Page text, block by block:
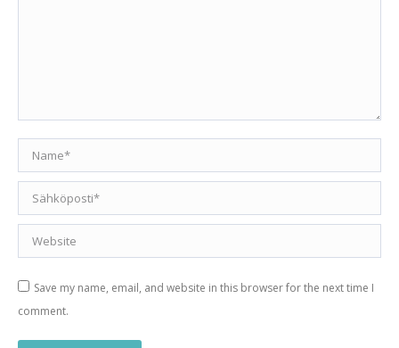
Name *
Email *
Website
Save my name, email, and website in this browser for the next time I
comment.